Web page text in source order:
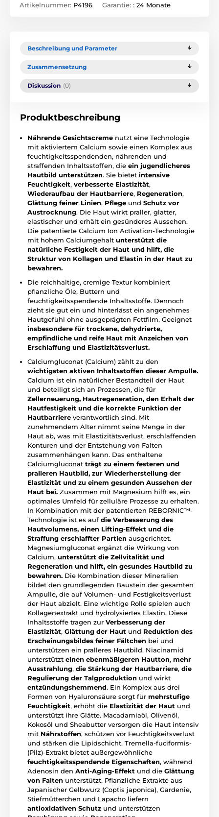
Artikelnummer: P4196 Garantie: : 24 Monate
Beschreibung und Parameter
Zusammensetzung
Diskussion (0)
Produktbeschreibung
Nährende Gesichtscreme nutzt eine Technologie
mit aktiviertem Calcium sowie einen Komplex aus
feuchtigkeitsspendenden, nährenden und
straffenden Inhaltsstoffen, die ein jugendlicheres
Hautbild unterstützen. Sie bietet intensive
Feuchtigkeit, verbesserte Elastizität,
Wiederaufbau der Hautbarriere, Regeneration,
Glättung feiner Linien, Pflege und Schutz vor
Austrocknung. Die Haut wirkt praller, glatter,
elastischer und erhält ein gesünderes Aussehen.
Die patentierte Calcium Ion Activation-Technologie
mit hohem Calciumgehalt unterstützt die
natürliche Festigkeit der Haut und hilft, die
Struktur von Kollagen und Elastin in der Haut zu
bewahren.
Die reichhaltige, cremige Textur kombiniert
pflanzliche Öle, Buttern und
feuchtigkeitsspendende Inhaltsstoffe. Dennoch
zieht sie gut ein und hinterlässt ein angenehmes
Hautgefühl ohne ausgeprägten Fettfilm. Geeignet
insbesondere für trockene, dehydrierte,
empfindliche und reife Haut mit Anzeichen von
Erschlaffung und Elastizitätsverlust.
Calciumgluconat (Calcium) zählt zu den
wichtigsten aktiven Inhaltsstoffen dieser Ampulle.
Calcium ist ein natürlicher Bestandteil der Haut
und beteiligt sich an Prozessen, die für
Zellerneuerung, Hautregeneration, den Erhalt der
Hautfestigkeit und die korrekte Funktion der
Hautbarriere verantwortlich sind. Mit
zunehmendem Alter nimmt seine Menge in der
Haut ab, was mit Elastizitätsverlust, erschlaffenden
Konturen und der Entstehung von Falten
zusammenhängen kann. Das enthaltene
Calciumgluconat trägt zu einem festeren und
pralleren Hautbild, zur Wiederherstellung der
Elastizität und zu einem gesunden Aussehen der
Haut bei. Zusammen mit Magnesium hilft es, ein
optimales Umfeld für zelluläre Prozesse zu erhalten.
In Kombination mit der patentierten REBORNIC™-
Technologie ist es auf die Verbesserung des
Hautvolumens, einen Lifting-Effekt und die
Straffung erschlaffter Partien ausgerichtet.
Magnesiumgluconat ergänzt die Wirkung von
Calcium, unterstützt die Zellvitalität und
Regeneration und hilft, ein gesundes Hautbild zu
bewahren. Die Kombination dieser Mineralien
bildet den grundlegenden Baustein der gesamten
Ampulle, die auf Volumen- und Festigkeitsverlust
der Haut abzielt. Eine wichtige Rolle spielen auch
Kollagenextrakt und hydrolysiertes Elastin. Diese
Inhaltsstoffe tragen zur Verbesserung der
Elastizität, Glättung der Haut und Reduktion des
Erscheinungsbildes feiner Fältchen bei und
unterstützen ein pralleres Hautbild. Niacinamid
unterstützt einen ebenmäßigeren Hautton, mehr
Ausstrahlung, die Stärkung der Hautbarriere, die
Regulierung der Talgproduktion und wirkt
entzündungshemmend. Ein Komplex aus drei
Formen von Hyaluronsäure sorgt für mehrstufige
Feuchtigkeit, erhöht die Elastizität der Haut und
unterstützt ihre Glätte. Macadamiaöl, Olivenöl,
Kokosöl und Sheabutter versorgen die Haut intensiv
mit Nährstoffen, schützen vor Feuchtigkeitsverlust
und stärken die Lipidschicht. Tremella-fuciformis-
(Pilz)-Extrakt bietet außergewöhnliche
feuchtigkeitsspendende Eigenschaften, während
Adenosin den Anti-Aging-Effekt und die Glättung
von Falten unterstützt. Pflanzliche Extrakte aus
Japanischer Gelbwurz (Coptis japonica), Gardenie,
Stiefmütterchen und Lapacho liefern
antioxidativen Schutz und unterstützen